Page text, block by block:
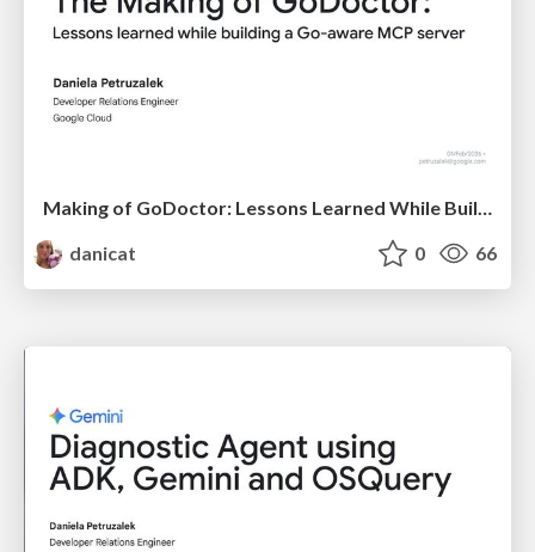
Making of GoDoctor: Lessons Learned While Building a Go-Aware MCP Server
danicat
0 66